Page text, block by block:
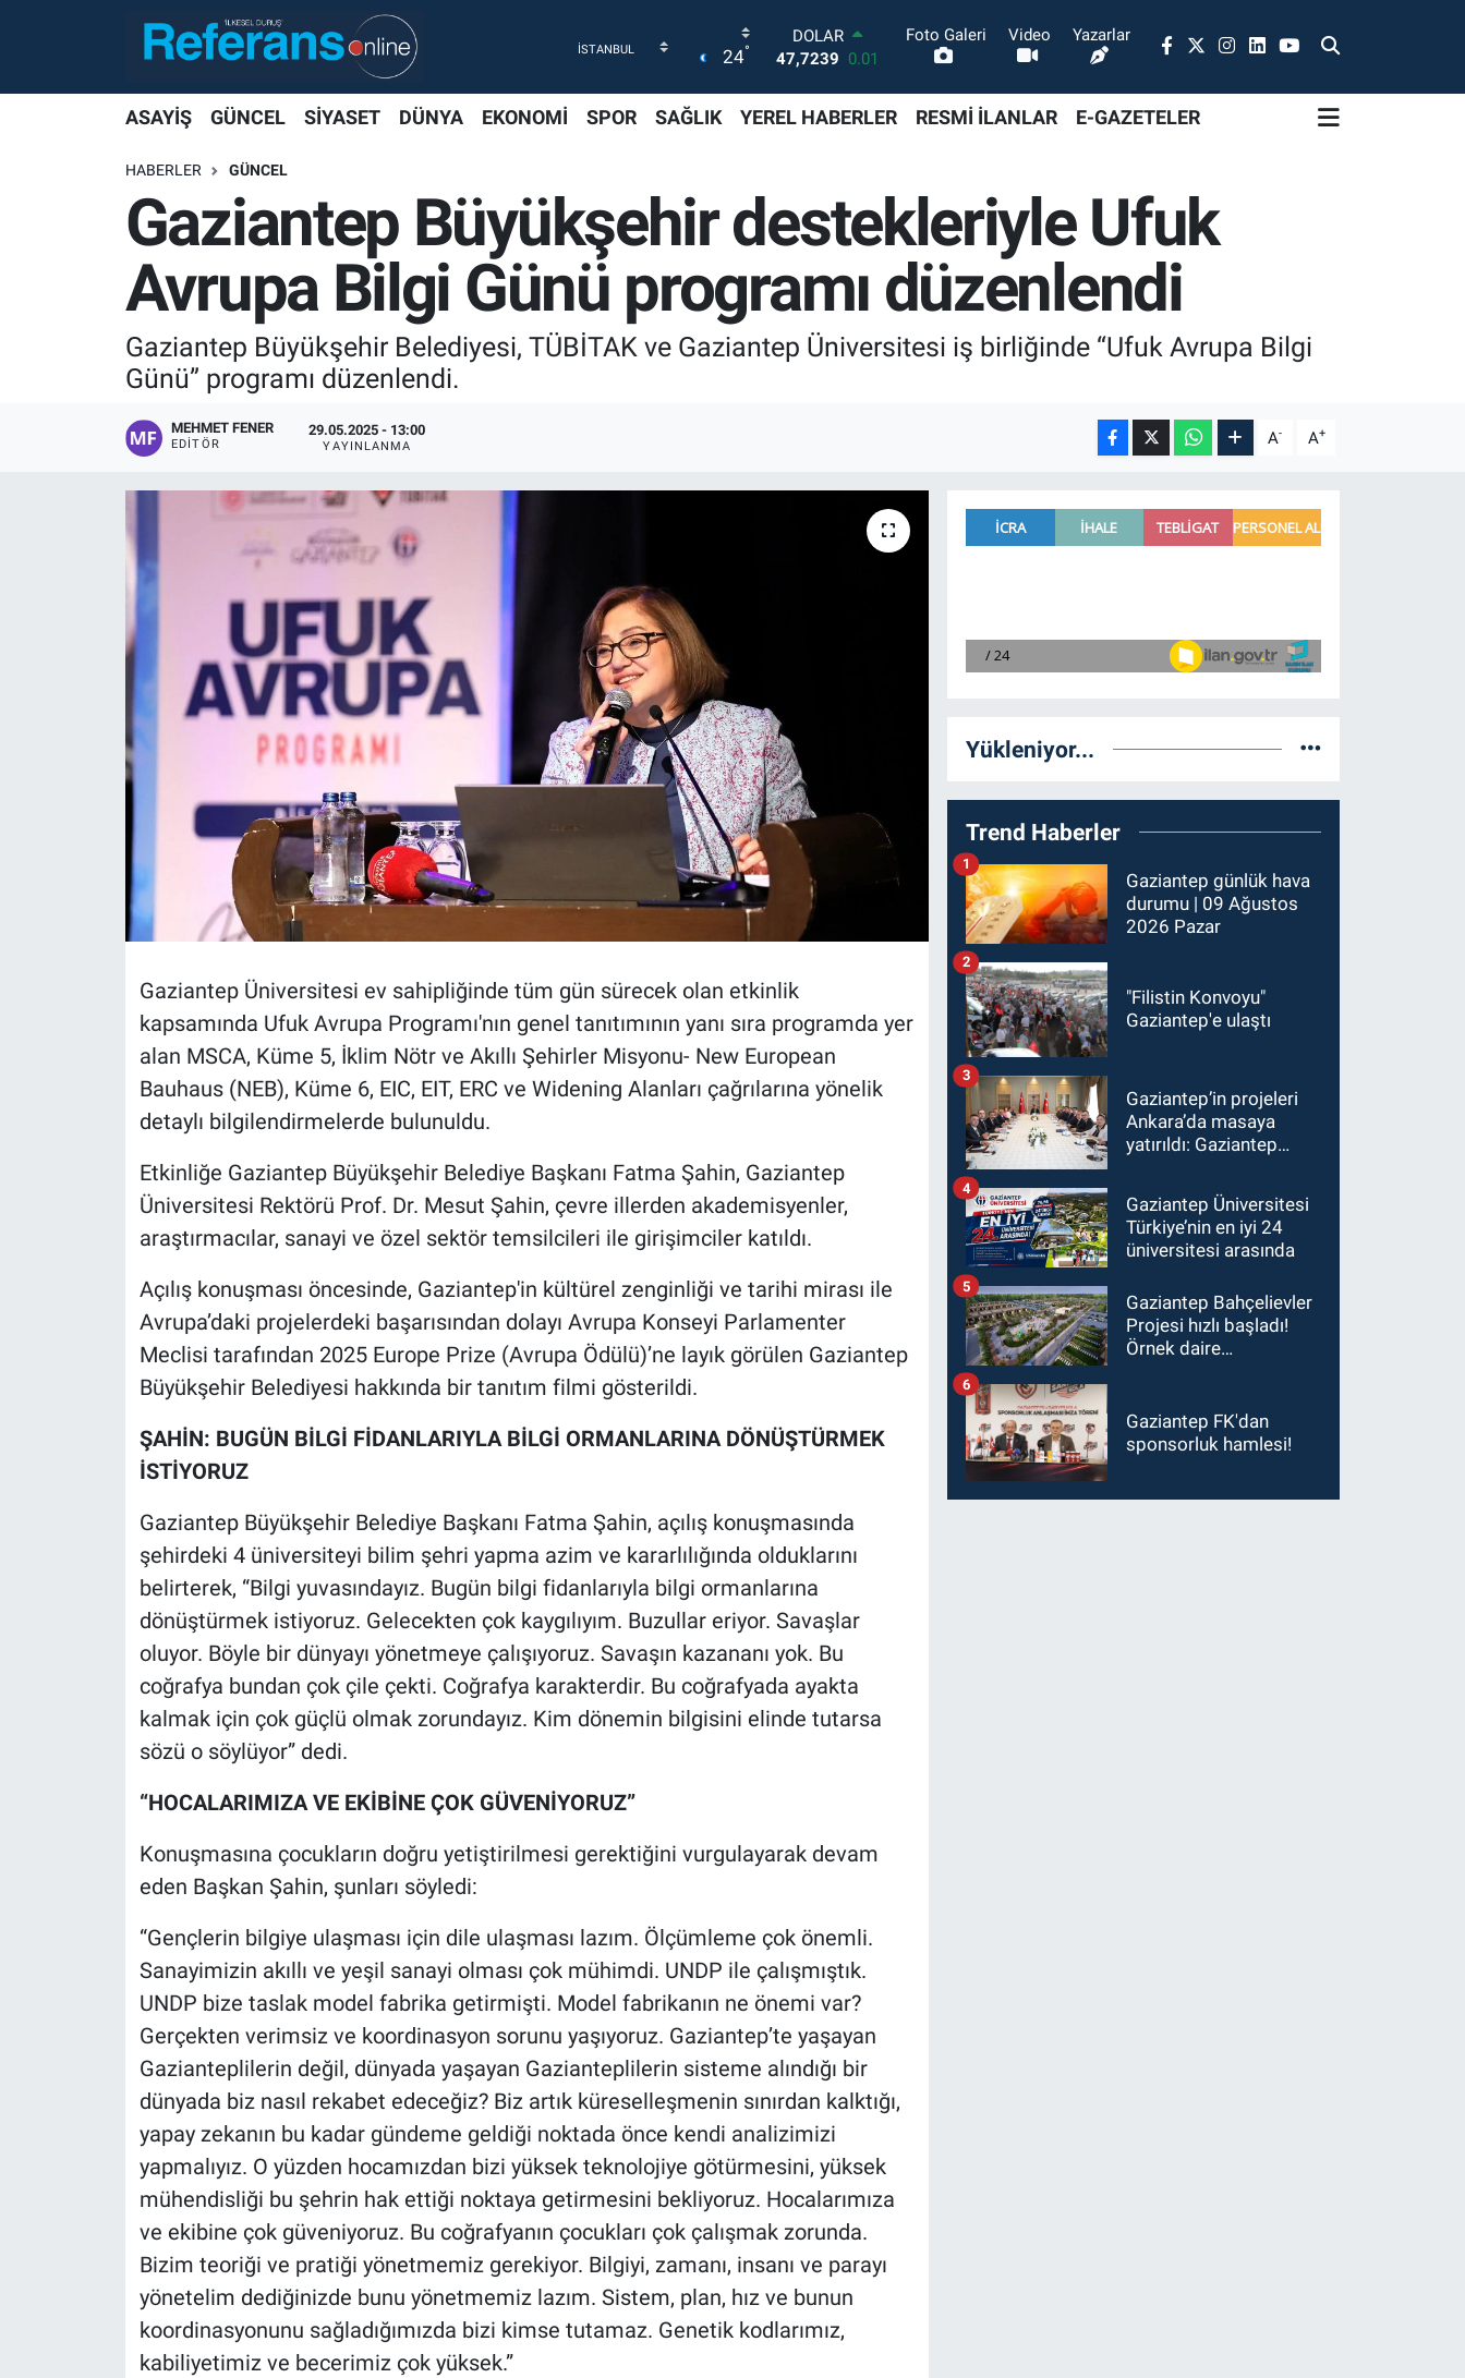
24°
DOLAR
47,7239 0.01
STERLİN
BİST100
13.779 -14
64.989,56
Foto Galeri Video Yazarlar
ASAYİŞ GÜNCEL SİYASET DÜNYA EKONOMİ SPOR SAĞLIK YEREL HABERLER RESMİ İLANLAR E-GAZETELER
HABERLER GÜNCEL
Gaziantep Büyükşehir destekleriyle Ufuk
Avrupa Bilgi Günü programı düzenlendi
Gaziantep Büyükşehir Belediyesi, TÜBİTAK ve Gaziantep Üniversitesi iş birliğinde “Ufuk Avrupa Bilgi
Günü” programı düzenlendi.
MEHMET FENER
EDITÖR
29.05.2025 - 13:00
YAYINLANMA A- A+
Gaziantep Üniversitesi ev sahipliğinde tüm gün sürecek olan etkinlik
kapsamında Ufuk Avrupa Programı'nın genel tanıtımının yanı sıra programda yer
alan MSCA, Küme 5, İklim Nötr ve Akıllı Şehirler Misyonu- New European
Bauhaus (NEB), Küme 6, EIC, EIT, ERC ve Widening Alanları çağrılarına yönelik
detaylı bilgilendirmelerde bulunuldu.
Etkinliğe Gaziantep Büyükşehir Belediye Başkanı Fatma Şahin, Gaziantep
Üniversitesi Rektörü Prof. Dr. Mesut Şahin, çevre illerden akademisyenler,
araştırmacılar, sanayi ve özel sektör temsilcileri ile girişimciler katıldı.
Açılış konuşması öncesinde, Gaziantep'in kültürel zenginliği ve tarihi mirası ile
Avrupa’daki projelerdeki başarısından dolayı Avrupa Konseyi Parlamenter
Meclisi tarafından 2025 Europe Prize (Avrupa Ödülü)’ne layık görülen Gaziantep
Büyükşehir Belediyesi hakkında bir tanıtım filmi gösterildi.
ŞAHİN: BUGÜN BİLGİ FİDANLARIYLA BİLGİ ORMANLARINA DÖNÜŞTÜRMEK
İSTİYORUZ
Gaziantep Büyükşehir Belediye Başkanı Fatma Şahin, açılış konuşmasında
şehirdeki 4 üniversiteyi bilim şehri yapma azim ve kararlılığında olduklarını
belirterek, “Bilgi yuvasındayız. Bugün bilgi fidanlarıyla bilgi ormanlarına
dönüştürmek istiyoruz. Gelecekten çok kaygılıyım. Buzullar eriyor. Savaşlar
oluyor. Böyle bir dünyayı yönetmeye çalışıyoruz. Savaşın kazananı yok. Bu
coğrafya bundan çok çile çekti. Coğrafya karakterdir. Bu coğrafyada ayakta
kalmak için çok güçlü olmak zorundayız. Kim dönemin bilgisini elinde tutarsa
sözü o söylüyor” dedi.
“HOCALARIMIZA VE EKİBİNE ÇOK GÜVENİYORUZ”
Konuşmasına çocukların doğru yetiştirilmesi gerektiğini vurgulayarak devam
eden Başkan Şahin, şunları söyledi:
“Gençlerin bilgiye ulaşması için dile ulaşması lazım. Ölçümleme çok önemli.
Sanayimizin akıllı ve yeşil sanayi olması çok mühimdi. UNDP ile çalışmıştık.
UNDP bize taslak model fabrika getirmişti. Model fabrikanın ne önemi var?
Gerçekten verimsiz ve koordinasyon sorunu yaşıyoruz. Gaziantep’te yaşayan
Gazianteplilerin değil, dünyada yaşayan Gazianteplilerin sisteme alındığı bir
dünyada biz nasıl rekabet edeceğiz? Biz artık küreselleşmenin sınırdan kalktığı,
yapay zekanın bu kadar gündeme geldiği noktada önce kendi analizimizi
yapmalıyız. O yüzden hocamızdan bizi yüksek teknolojiye götürmesini, yüksek
mühendisliği bu şehrin hak ettiği noktaya getirmesini bekliyoruz. Hocalarımıza
ve ekibine çok güveniyoruz. Bu coğrafyanın çocukları çok çalışmak zorunda.
Bizim teoriği ve pratiği yönetmemiz gerekiyor. Bilgiyi, zamanı, insanı ve parayı
yönetelim dediğinizde bunu yönetmemiz lazım. Sistem, plan, hız ve bunun
koordinasyonunu sağladığımızda bizi kimse tutamaz. Genetik kodlarımız,
kabiliyetimiz ve becerimiz çok yüksek.”
Yükleniyor...
Trend Haberler
Gaziantep günlük hava
durumu | 09 Ağustos
2026 Pazar
1
"Filistin Konvoyu"
Gaziantep'e ulaştı
2
Gaziantep’in projeleri
Ankara’da masaya
yatırıldı: Gaziantep
Şimşek’e ziyaret!
3
Gaziantep Üniversitesi
Türkiye’nin en iyi 24
üniversitesi arasında
4
Gaziantep Bahçelievler
Projesi hızlı başladı!
Örnek daire
5
Gaziantep FK'dan
sponsorluk hamlesi!
6